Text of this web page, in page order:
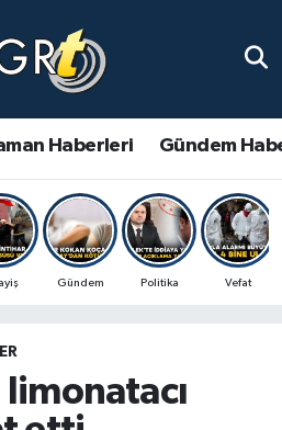
Haberleri Gündem
Gündem Politika Vefat
limonatacı